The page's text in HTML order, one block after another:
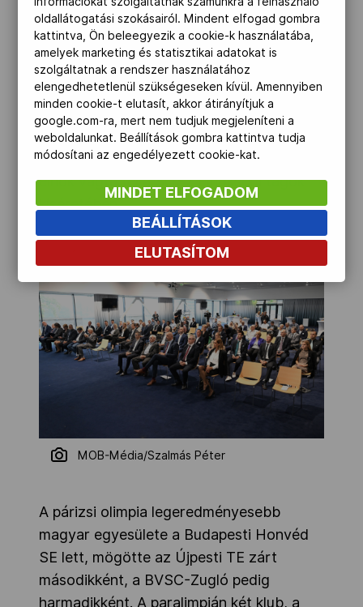
Az eseményen a több mint ezer
sportegyesületet és több mint száz
parasport-egyesületet tömörítő, 1989-
ben alakult SOSZ 35. “születésnapját” is
megünnepelték, a tortát Kiss Imre
tiszteletbeli elnök és dr. Deutsch Tamás
elnök vágta fel a SOSZ elnökségi tagok
kíséretében.
MOB-Média/Szalmás Péter
A párizsi olimpia legeredményesebb
magyar egyesülete a Budapesti Honvéd
SE lett, mögötte az Újpesti TE zárt
másodikként, a BVSC-Zugló pedig
harmadikként. A paralimpián két klub, a
oldallátogatási szokásairól. Mindent elfogad gombra
kattintva, Ön beleegyezik a cookie-k használatába,
amelyek marketing és statisztikai adatokat is
szolgáltatnak a rendszer használatához
elengedhetetlenül szükségeseken kívül. Amennyiben
minden cookie-t elutasít, akkor átirányítjuk a
google.com-ra, mert nem tudjuk megjeleníteni a
weboldalunkat. Beállítások gombra kattintva tudja
módosítani az engedélyezett cookie-kat.
MINDET ELFOGADOM
BEÁLLÍTÁSOK
ELUTASÍTOM